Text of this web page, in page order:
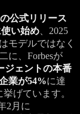
公式リリース
い始め 、2025
モデルではなく
に、Forbesが
ジェントの本番
業が54%に達
げています。
2月に